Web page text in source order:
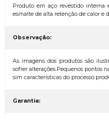
Produto em aço revestido
esmalte de alta retenção de calor e
Observação:
As imagens dos produtos são
sofrer alterações.Pequenos pontos
sim características do processo
Garantia: